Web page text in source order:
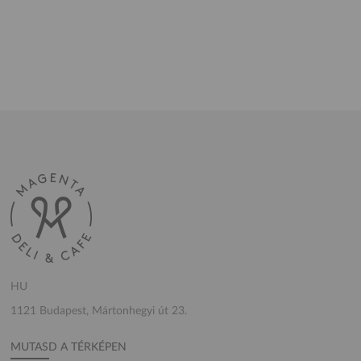
HU
1121 Budapest, Mártonhegyi út 23.
MUTASD A TÉRKÉPEN